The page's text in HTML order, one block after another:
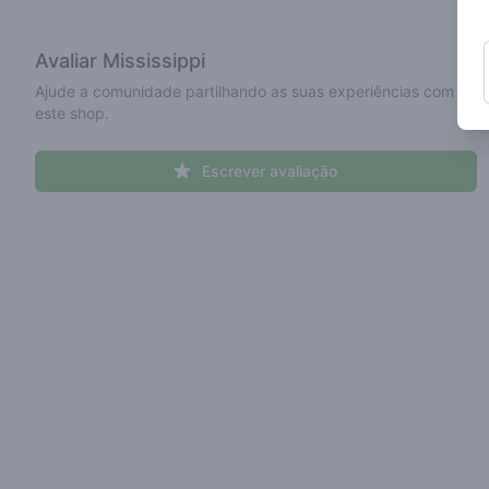
Avaliar Mississippi
Ajude a comunidade partilhando as suas experiências com
este shop.
Escrever avaliação